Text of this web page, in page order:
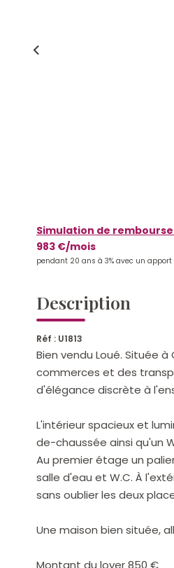
Simulation de
983 €/mois
pendant 20 ans à 3% avec un apport
Description
Réf : U1813
Bien vendu Loué. Située
commerces et des
d'élégance discrète à
L'intérieur spacieux et
de-chaussée ainsi qu'un
Au premier étage un
salle d'eau et W.C. À
sans oublier les deux
Une maison bien située,
Montant du loyer 850 €